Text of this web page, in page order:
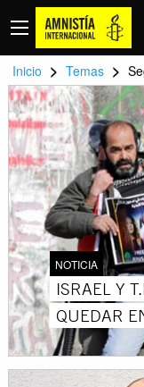
Inicio > Temas >
NOTICIA
ISRAEL Y
QUEDAR